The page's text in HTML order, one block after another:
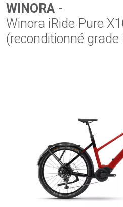
WINORA -
Winora iRide Pure
(reconditionné grade